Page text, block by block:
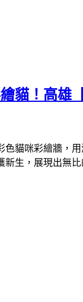
貓！高雄
貓咪彩繪牆，
生，展現出無